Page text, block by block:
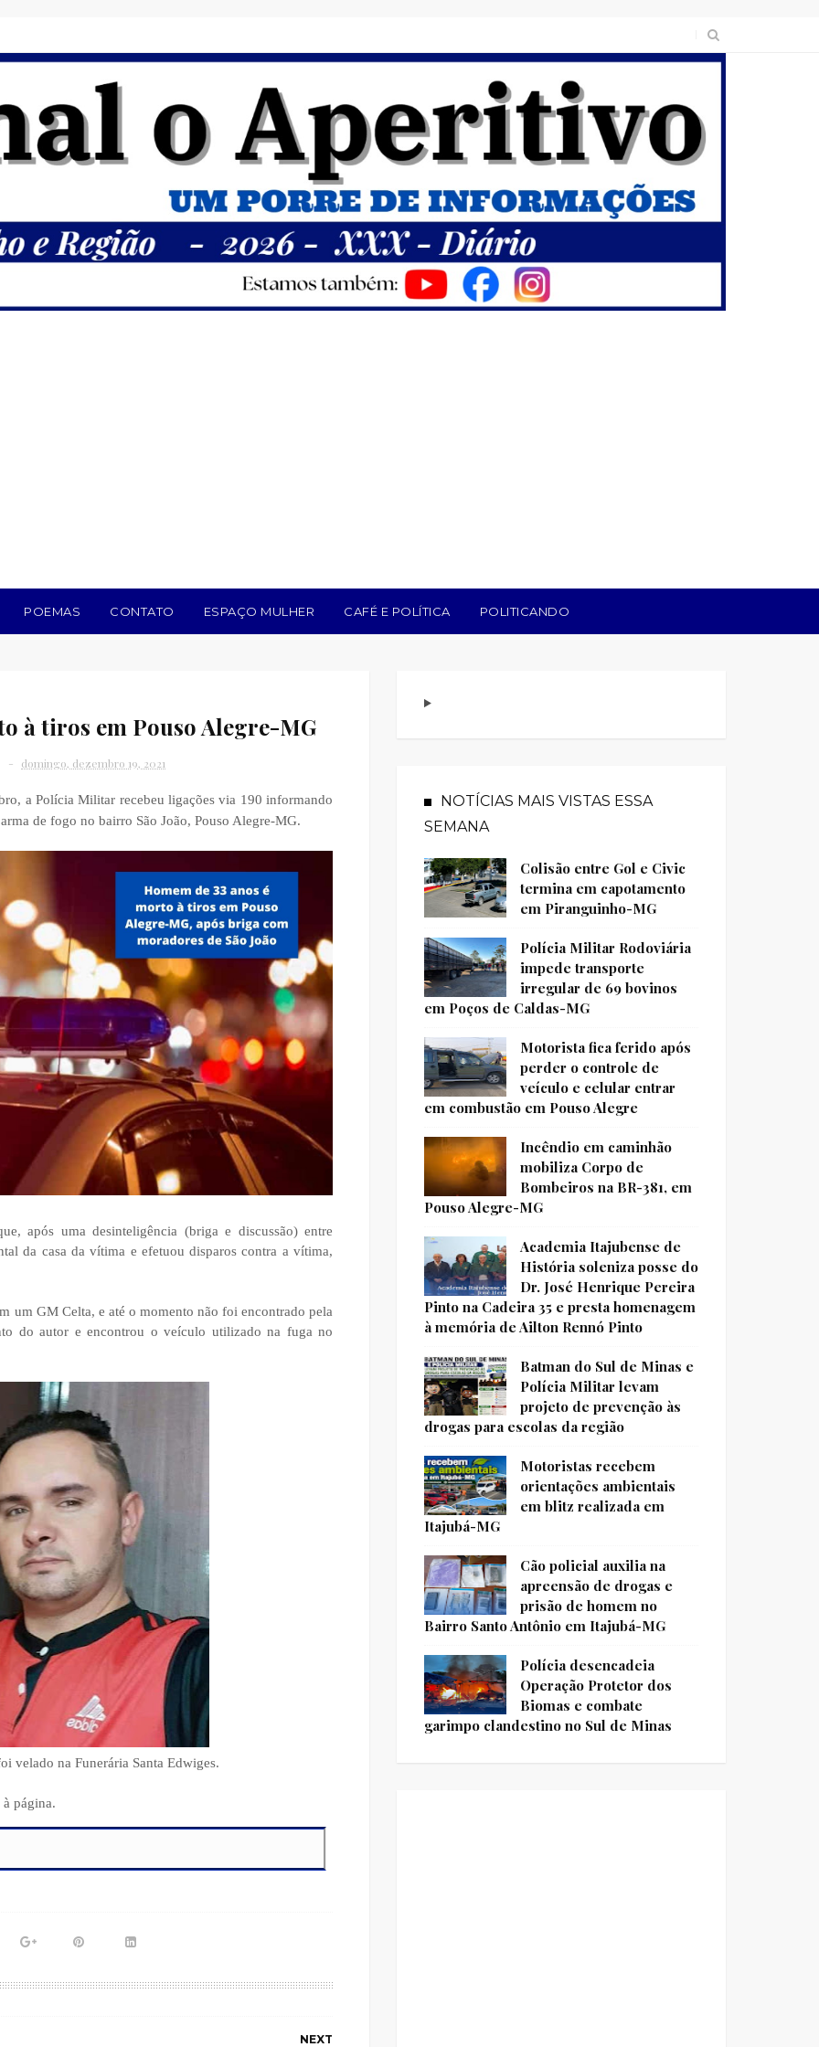
POEMAS CONTATO ESPAÇO MULHER CAFÉ E POLÍTICA POLITICANDO
à tiros em Pouso Alegre-MG
domingo, dezembro 19, 2021
a Polícia Militar recebeu ligações via 190 informando
de fogo no bairro São João, Pouso Alegre-MG.
após uma desinteligência (briga e discussão) entre
da casa da vítima e efetuou disparos contra a vítima,
um GM Celta, e até o momento não foi encontrado pela
do autor e encontrou o veículo utilizado na fuga no
velado na Funerária Santa Edwiges.
página.
NEXT
NOTÍCIAS MAIS VISTAS ESSA
SEMANA
Colisão entre Gol e Civic
termina em capotamento
em Piranguinho-MG
Polícia Militar Rodoviária
impede transporte
irregular de 69 bovinos
em Poços de Caldas-MG
Motorista fica ferido após
perder o controle de
veículo e celular entrar
em combustão em Pouso Alegre
Incêndio em caminhão
mobiliza Corpo de
Bombeiros na BR-381, em
Pouso Alegre-MG
Academia Itajubense de
História soleniza posse do
Dr. José Henrique Pereira
Pinto na Cadeira 35 e presta homenagem
à memória de Ailton Rennó Pinto
Batman do Sul de Minas e
Polícia Militar levam
projeto de prevenção às
drogas para escolas da região
Motoristas recebem
orientações ambientais
em blitz realizada em
Itajubá-MG
Cão policial auxilia na
apreensão de drogas e
prisão de homem no
Bairro Santo Antônio em Itajubá-MG
Polícia desencadeia
Operação Protetor dos
Biomas e combate
garimpo clandestino no Sul de Minas